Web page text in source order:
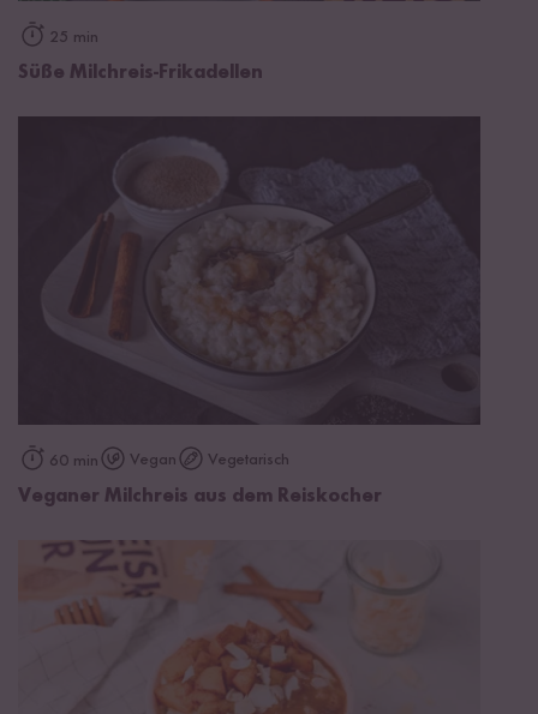
25 min
Süße Milchreis-Frikadellen
60 min Vegan Vegetarisch
Veganer Milchreis aus dem Reiskocher